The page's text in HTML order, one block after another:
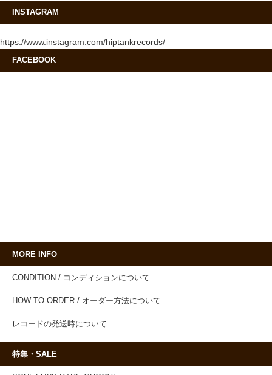
INSTAGRAM
https://www.instagram.com/hiptankrecords/
FACEBOOK
MORE INFO
CONDITION / コンディションについて
HOW TO ORDER / オーダー方法について
レコードの発送時について
特集・SALE